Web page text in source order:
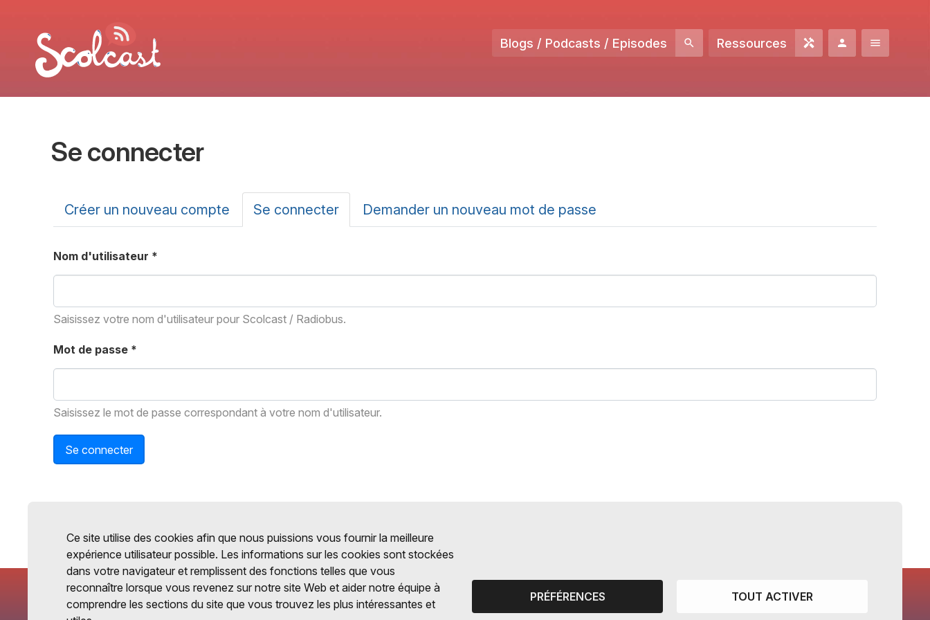
Blogs / Podcasts / Episodes Ressources
Se connecter
Onglets principaux
Créer un nouveau compte Se connecter (onglet
actif)
Demander un nouveau mot de passe
Nom d'utilisateur *
Saisissez votre nom d'utilisateur pour Scolcast / Radiobus.
Mot de passe *
Saisissez le mot de passe correspondant à votre nom d'utilisateur.
Se connecter
Ce site utilise des cookies afin que nous puissions vous fournir la meilleure
expérience utilisateur possible. Les informations sur les cookies sont stockées
dans votre navigateur et remplissent des fonctions telles que vous
reconnaître lorsque vous revenez sur notre site Web et aider notre équipe à
comprendre les sections du site que vous trouvez les plus intéressantes et
PRÉFÉRENCES TOUT ACTIVER